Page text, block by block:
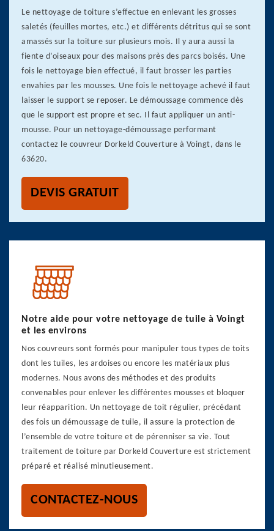
Le nettoyage de toiture s’effectue en enlevant les grosses
saletés (feuilles mortes, etc.) et différents détritus qui se sont
amassés sur la toiture sur plusieurs mois. Il y aura aussi la
fiente d’oiseaux pour des maisons près des parcs boisés. Une
fois le nettoyage bien effectué, il faut brosser les parties
envahies par les mousses. Une fois le nettoyage achevé il faut
laisser le support se reposer. Le démoussage commence dès
que le support est propre et sec. Il faut appliquer un anti-
mousse. Pour un nettoyage-démoussage performant
contactez le couvreur Dorkeld Couverture à Voingt, dans le
63620.
DEVIS GRATUIT
Notre aide pour votre nettoyage de tuile à Voingt
et les environs
Nos couvreurs sont formés pour manipuler tous types de toits
dont les tuiles, les ardoises ou encore les matériaux plus
modernes. Nous avons des méthodes et des produits
convenables pour enlever les différentes mousses et bloquer
leur réapparition. Un nettoyage de toit régulier, précédant
des fois un démoussage de tuile, il assure la protection de
l’ensemble de votre toiture et de pérenniser sa vie. Tout
traitement de toiture par Dorkeld Couverture est strictement
préparé et réalisé minutieusement.
CONTACTEZ-NOUS